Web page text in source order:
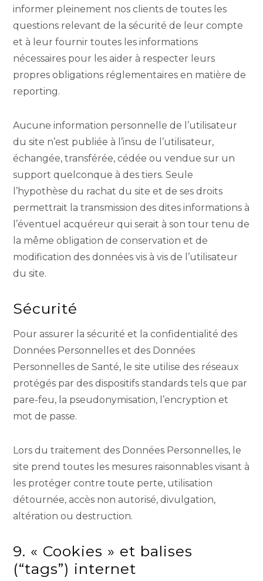
informer pleinement nos clients de toutes les
questions relevant de la sécurité de leur compte
et à leur fournir toutes les informations
nécessaires pour les aider à respecter leurs
propres obligations réglementaires en matière de
reporting.
Aucune information personnelle de l’utilisateur
du site n’est publiée à l’insu de l’utilisateur,
échangée, transférée, cédée ou vendue sur un
support quelconque à des tiers. Seule
l’hypothèse du rachat du site et de ses droits
permettrait la transmission des dites informations à
l’éventuel acquéreur qui serait à son tour tenu de
la même obligation de conservation et de
modification des données vis à vis de l’utilisateur
du site.
Sécurité
Pour assurer la sécurité et la confidentialité des
Données Personnelles et des Données
Personnelles de Santé, le site utilise des réseaux
protégés par des dispositifs standards tels que par
pare-feu, la pseudonymisation, l’encryption et
mot de passe.
Lors du traitement des Données Personnelles, le
site prend toutes les mesures raisonnables visant à
les protéger contre toute perte, utilisation
détournée, accès non autorisé, divulgation,
altération ou destruction.
9. « Cookies » et balises
(“tags”) internet